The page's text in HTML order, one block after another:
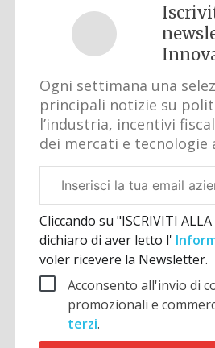
Ogni settimana una
principali notizie su
l’industria, incentivi
dei mercati e
aziendale
Cliccando su "ISCRIVITI ALLA
dichiaro di aver letto l'
voler ricevere la Newsletter.
Acconsento all'invio di
promozionali e
terzi.